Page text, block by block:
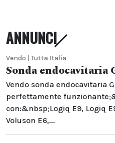
ANNUNCI
Vendo | Tutta Italia
Sonda endocavitaria
Vendo sonda endocavitaria
perfettamente
con:&nbsp;Logiq E9, Logiq
Voluson E6,...